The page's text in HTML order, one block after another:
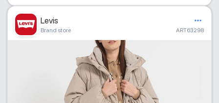
Levis
Brand store ART63298